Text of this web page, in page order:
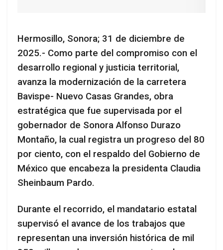
Hermosillo, Sonora; 31 de diciembre de
2025.- Como parte del compromiso con el
desarrollo regional y justicia territorial,
avanza la modernización de la carretera
Bavispe- Nuevo Casas Grandes, obra
estratégica que fue supervisada por el
gobernador de Sonora Alfonso Durazo
Montaño, la cual registra un progreso del 80
por ciento, con el respaldo del Gobierno de
México que encabeza la presidenta Claudia
Sheinbaum Pardo.
Durante el recorrido, el mandatario estatal
supervisó el avance de los trabajos que
representan una inversión histórica de mil